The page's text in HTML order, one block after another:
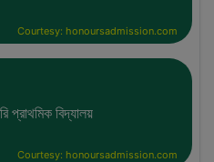
Courtesy: honoursadmission.com
প্রাথমিক বিদ্যালয়
Courtesy: honoursadmission.com